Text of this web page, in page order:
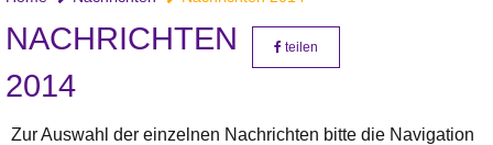
NACHRICHTEN
2014
teilen
Zur Auswahl der einzelnen Nachrichten bitte die Navigation